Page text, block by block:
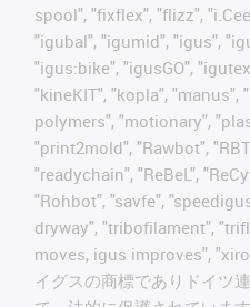
spool", "fixflex", "flizz",
"igubal", "igumid", "igus",
"igus:bike", "igusGO",
"kineKIT", "kopla",
polymers", "motionary",
"print2mold", "Rawbot",
"readychain", "ReBeL",
"Rohbot", "savfe",
dryway", "tribofilament",
moves, igus improves",
イグスの商標でありドイツ